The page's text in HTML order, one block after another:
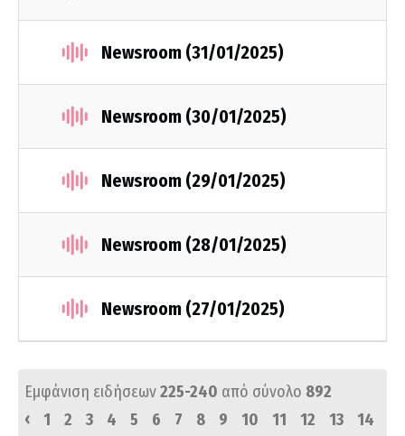
Newsroom (31/01/2025)
Newsroom (30/01/2025)
Newsroom (29/01/2025)
Newsroom (28/01/2025)
Newsroom (27/01/2025)
Εμφάνιση ειδήσεων225-240 από σύνολο 892
‹
1 2 3 4 5 6 7 8 9 10 11 12 13
14